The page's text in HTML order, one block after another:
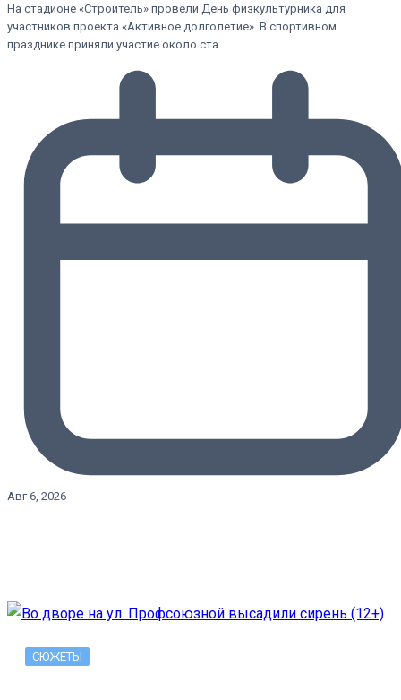
На стадионе «Строитель» провели День физкультурника для
участников проекта «Активное долголетие». В спортивном
празднике приняли участие около ста…
Авг 6, 2026
СЮЖЕТЫ